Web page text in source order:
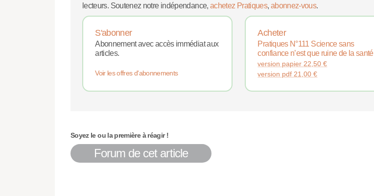
lecteurs. Soutenez notre indépendance, achetez Pratiques, abonnez-vous.
S'abonner
Abonnement avec accès immédiat aux
articles.
Voir les offres d'abonnements
Acheter
Pratiques N°111 Science sans
confiance n’est que ruine de la santé
version papier 22,50€
version pdf 21,00€
Soyez le ou la première à réagir !
Forum de cet article